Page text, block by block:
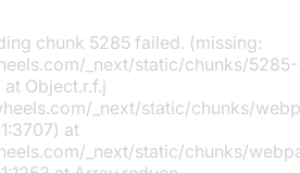
chunk 5285 failed. (missing:
_next/static/chunks/5285-
Object.r.f.j
_next/static/chunks/
at
_next/static/chunks/